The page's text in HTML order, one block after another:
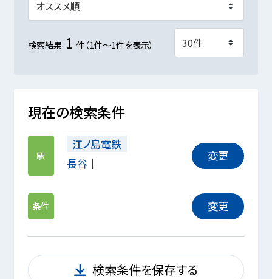
検索結果 1 件（1件～1件を表示）
現在の検索条件
駅
江ノ島電鉄
長谷
変更
条件 変更
検索条件を保存する